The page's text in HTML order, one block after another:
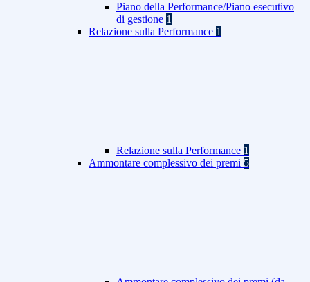
Piano della Performance/Piano esecutivo
di gestione 1
Relazione sulla Performance 1
Relazione sulla Performance 1
Ammontare complessivo dei premi 5